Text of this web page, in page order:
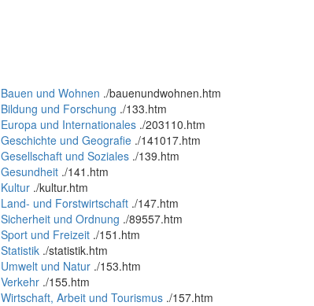
Bauen und Wohnen ./bauenundwohnen.htm
Bildung und Forschung ./133.htm
Europa und Internationales ./203110.htm
Geschichte und Geografie ./141017.htm
Gesellschaft und Soziales ./139.htm
Gesundheit ./141.htm
Kultur ./kultur.htm
Land- und Forstwirtschaft ./147.htm
Sicherheit und Ordnung ./89557.htm
Sport und Freizeit ./151.htm
Statistik ./statistik.htm
Umwelt und Natur ./153.htm
Verkehr ./155.htm
Wirtschaft, Arbeit und Tourismus ./157.htm